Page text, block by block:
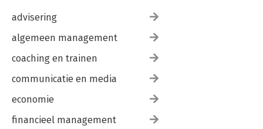
advisering
algemeen management
coaching en trainen
communicatie en media
economie
financieel management